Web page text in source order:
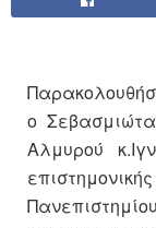
ο
Αλμυρού